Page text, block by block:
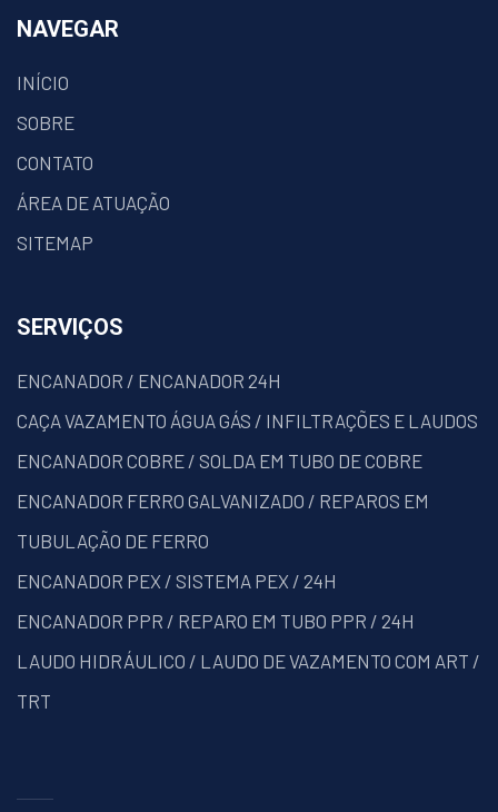
NAVEGAR
INÍCIO
SOBRE
CONTATO
ÁREA DE ATUAÇÃO
SITEMAP
SERVIÇOS
ENCANADOR / ENCANADOR 24H
CAÇA VAZAMENTO ÁGUA GÁS / INFILTRAÇÕES E LAUDOS
ENCANADOR COBRE / SOLDA EM TUBO DE COBRE
ENCANADOR FERRO GALVANIZADO / REPAROS EM
TUBULAÇÃO DE FERRO
ENCANADOR PEX / SISTEMA PEX / 24H
ENCANADOR PPR / REPARO EM TUBO PPR / 24H
LAUDO HIDRÁULICO / LAUDO DE VAZAMENTO COM ART /
TRT